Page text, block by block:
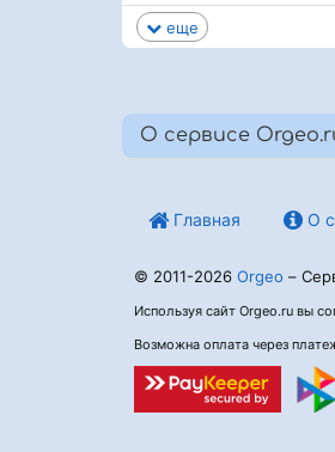
еще
О сервисе
Главная О
© 2011-2026 Orgeo –
Используя сайт Orgeo.ru вы
Возможна оплата через